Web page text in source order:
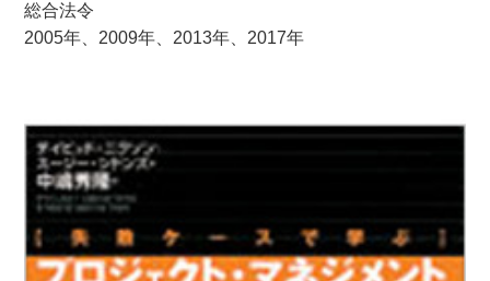
総合法令
2005年、2009年、2013年、2017年